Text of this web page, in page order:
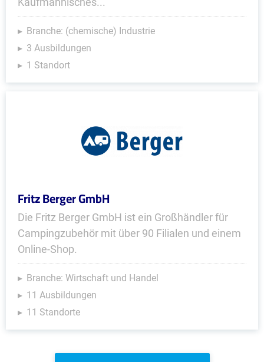
Branche: (chemische) Industrie
3 Ausbildungen
1 Standort
Fritz Berger GmbH
Die Fritz Berger GmbH ist ein Großhändler für
Campingzubehör mit über 90 Filialen und einem
Online-Shop.
Branche: Wirtschaft und Handel
11 Ausbildungen
11 Standorte